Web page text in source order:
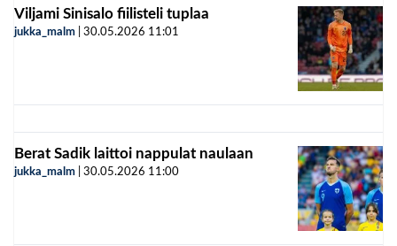
Viljami Sinisalo fiilisteli tuplaa
jukka_malm 30.05.2026 11:01
Berat Sadik laittoi nappulat naulaan
jukka_malm 30.05.2026 11:00